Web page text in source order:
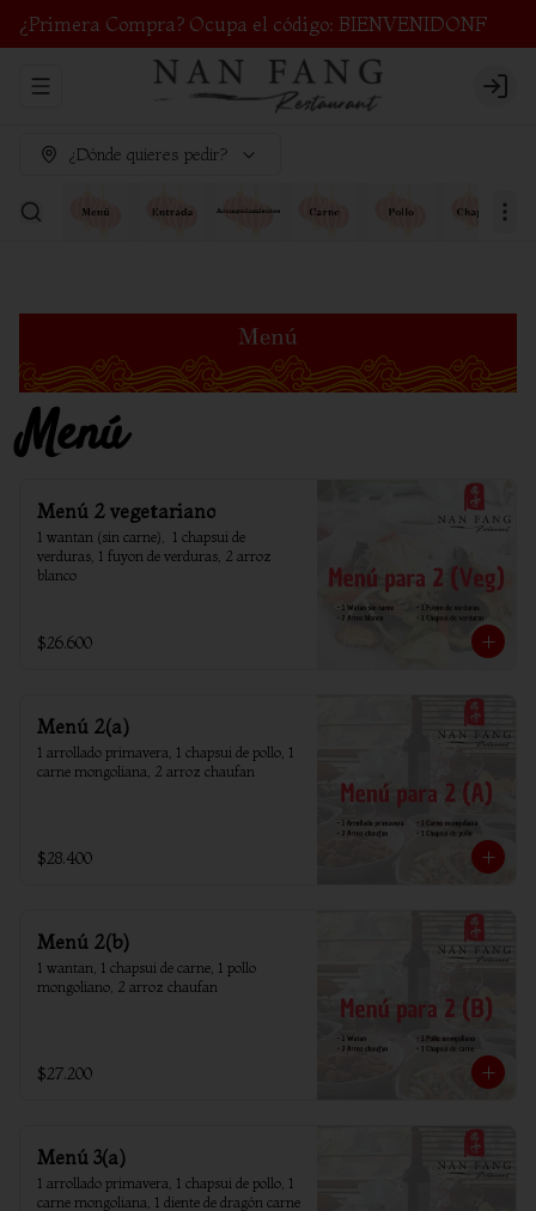
¿Primera Compra? Ocupa el código: BIENVENIDONF
Abrir menu de navegación Login
¿Dónde quieres pedir?
Menú
Menú 2 vegetariano
1 wantan (sin carne),  1 chapsui de
verduras, 1 fuyon de verduras, 2 arroz
blanco
$26.600
Menú 2(a)
1 arrollado primavera, 1 chapsui de pollo, 1
carne mongoliana, 2 arroz chaufan
$28.400
Menú 2(b)
1 wantan, 1 chapsui de carne, 1 pollo
mongoliano, 2 arroz chaufan
$27.200
Menú 3(a)
1 arrollado primavera, 1 chapsui de pollo, 1
carne mongoliana, 1 diente de dragón carne